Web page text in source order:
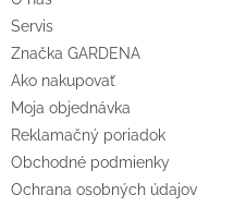
Servis
Značka GARDENA
Ako nakupovať
Moja objednávka
Reklamačný poriadok
Obchodné podmienky
Ochrana osobných údajov